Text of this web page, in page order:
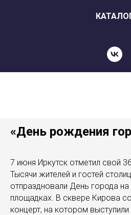
«День рождения
7 июня Иркутск отметил свой
Тысячи жителей и гостей
отпраздновали День города на
площадках. В сквере Кирова
концерт, на котором